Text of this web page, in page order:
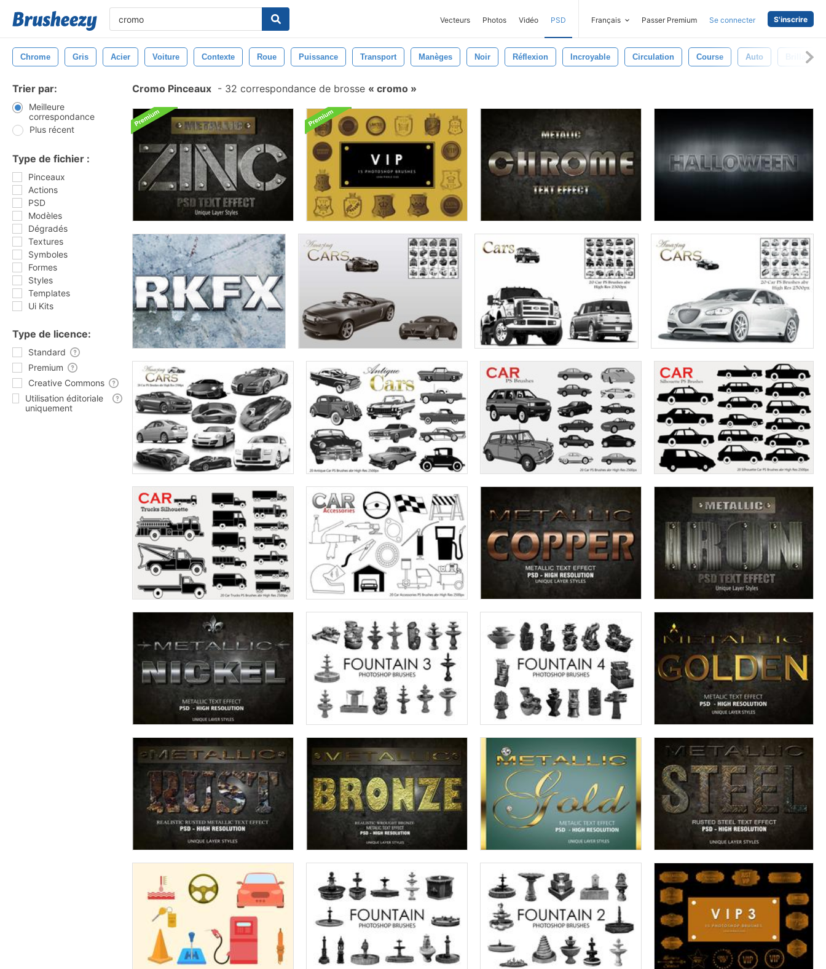
Vecteurs Photos Vidéo PSD Français Passer Premium Se connecter S'inscrire
Chrome Gris Acier Voiture Contexte Roue Puissance Transport Manèges Noir Réflexion Incroyable Circulation Course Auto Brillant
Trier par:
Meilleure
correspondance
Plus récent
Type de fichier :
Pinceaux
Actions
PSD
Modèles
Dégradés
Textures
Symboles
Formes
Styles
Templates
Ui Kits
Type de licence:
Standard
Premium
Creative Commons
Utilisation éditoriale
uniquement
Cromo Pinceaux - 32 correspondance de brosse cromo